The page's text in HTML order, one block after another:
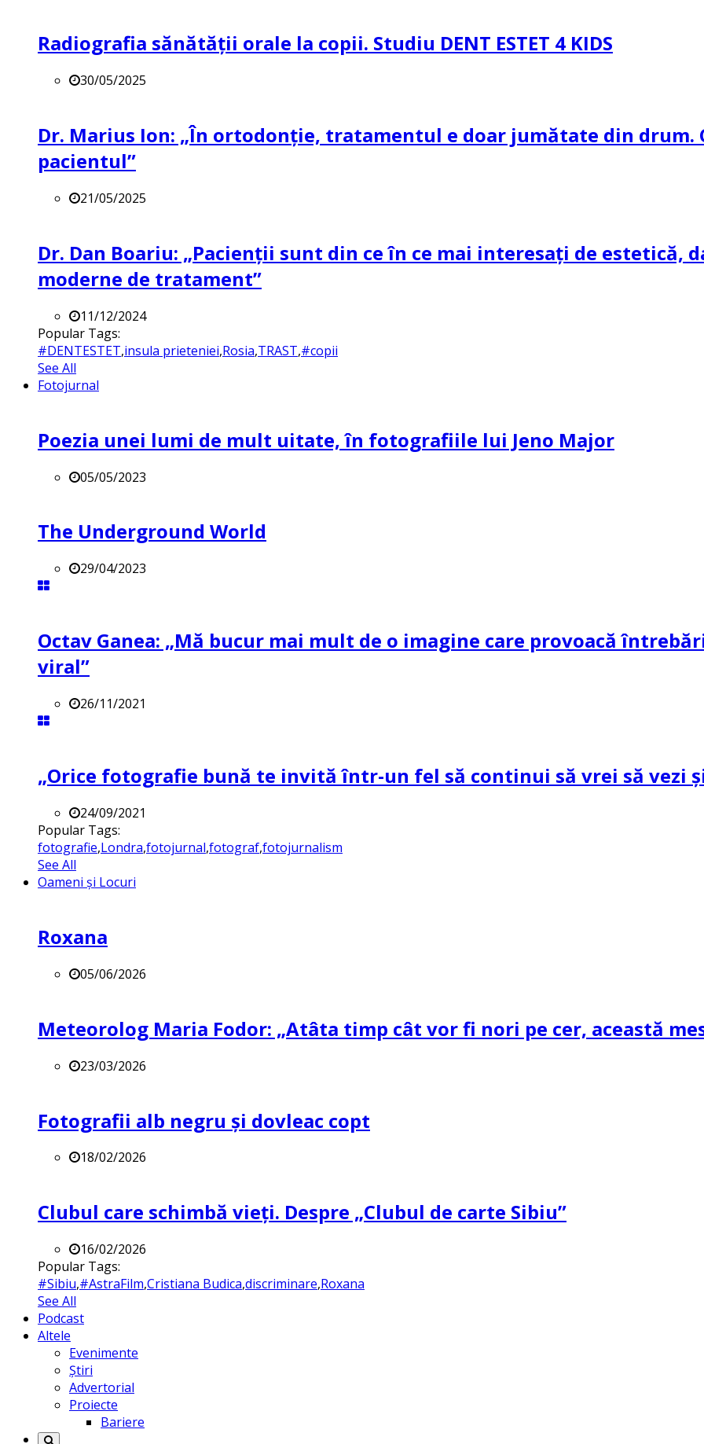
Radiografia sănătății orale la copii. Studiu DENT ESTET 4 KIDS
30/05/2025
Dr. Marius Ion: „În ortodonție, tratamentul e doar jumătate din drum.
pacientul”
21/05/2025
Dr. Dan Boariu: „Pacienții sunt din ce în ce mai interesați de estetică,
moderne de tratament”
11/12/2024
Popular Tags:
#DENTESTET,insula prieteniei,Rosia,TRAST,#copii
See All
Fotojurnal
Poezia unei lumi de mult uitate, în fotografiile lui Jeno Major
05/05/2023
The Underground World
29/04/2023
Octav Ganea: „Mă bucur mai mult de o imagine care provoacă
viral”
26/11/2021
„Orice fotografie bună te invită într-un fel să continui să vrei să vezi
24/09/2021
Popular Tags:
fotografie,Londra,fotojurnal,fotograf,fotojurnalism
See All
Oameni și Locuri
Roxana
05/06/2026
Meteorolog Maria Fodor: „Atâta timp cât vor fi nori pe cer, această
23/03/2026
Fotografii alb negru și dovleac copt
18/02/2026
Clubul care schimbă vieți. Despre „Clubul de carte Sibiu”
16/02/2026
Popular Tags:
#Sibiu,#AstraFilm,Cristiana Budica,discriminare,Roxana
See All
Podcast
Altele
Evenimente
Știri
Advertorial
Proiecte
Bariere